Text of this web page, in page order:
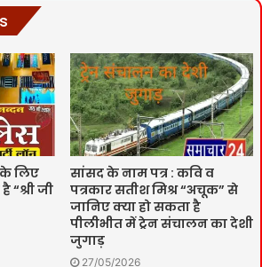
के लिए
“श्री जी
सांसद के नाम पत्र : कवि व
पत्रकार सतीश मिश्र “अचूक” से
जानिए क्या हो सकता है
पीलीभीत में ट्रेन संचालन का देशी
जुगाड़
27/05/2026